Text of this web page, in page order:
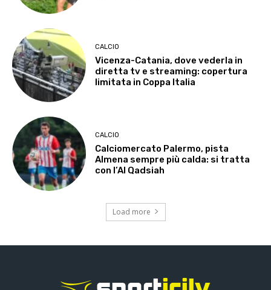
CALCIO
Vicenza-Catania, dove vederla in
diretta tv e streaming: copertura
limitata in Coppa Italia
CALCIO
Calciomercato Palermo, pista
Almena sempre più calda: si tratta
con l’Al Qadsiah
Load more